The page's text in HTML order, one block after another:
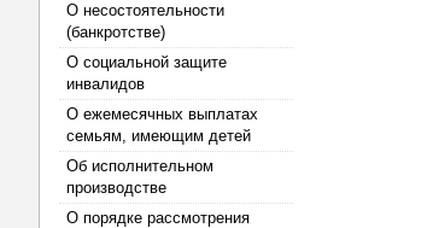
О несостоятельности
(банкротстве)
О социальной защите
инвалидов
О ежемесячных выплатах
семьям, имеющим детей
Об исполнительном
производстве
О порядке рассмотрения